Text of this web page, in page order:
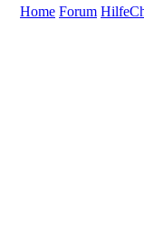
Home Forum Hilfe